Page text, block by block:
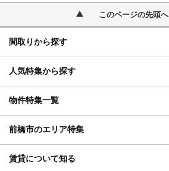
このページの先頭へ
間取りから探す
人気特集から探す
物件特集一覧
前橋市のエリア特集
賃貸について知る